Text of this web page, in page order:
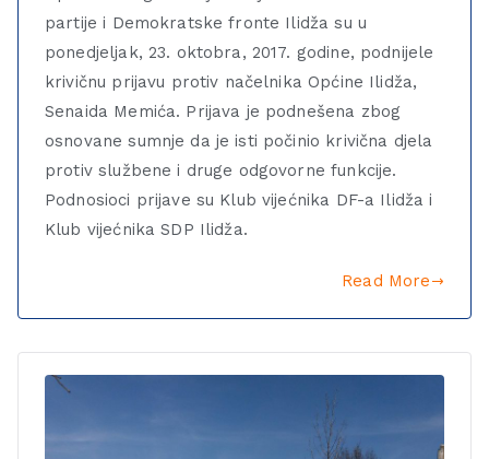
partije i Demokratske fronte Ilidža su u
ponedjeljak, 23. oktobra, 2017. godine, podnijele
krivičnu prijavu protiv načelnika Općine Ilidža,
Senaida Memića. Prijava je podnešena zbog
osnovane sumnje da je isti počinio krivična djela
protiv službene i druge odgovorne funkcije.
Podnosioci prijave su Klub vijećnika DF-a Ilidža i
Klub vijećnika SDP Ilidža.
Read More